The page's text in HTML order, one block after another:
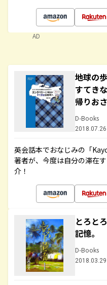
AD
地球の
すてき
帰りお
D-Books
英会話本でおなじみの「
著者が、今度は自分の滞在
介！
とろと
記憶。
D-Books